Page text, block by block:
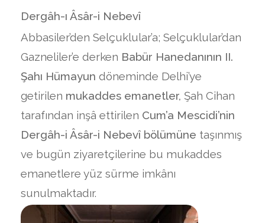
Dergâh-ı Âsâr-i Nebevî
Abbasiler’den Selçuklular’a; Selçuklular’dan
Gazneliler’e derken Babür Hanedanının II.
Şahı Hümayun döneminde Delhi’ye
getirilen mukaddes emanetler, Şah Cihan
tarafından inşâ ettirilen Cum’a Mescidi’nin
Dergâh-i Âsâr-i Nebevî bölümüne taşınmış
ve bugün ziyaretçilerine bu mukaddes
emanetlere yüz sürme imkânı
sunulmaktadır.